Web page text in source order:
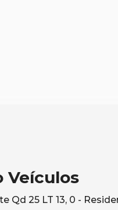
Veículos
Qd 25 LT 13, 0 -